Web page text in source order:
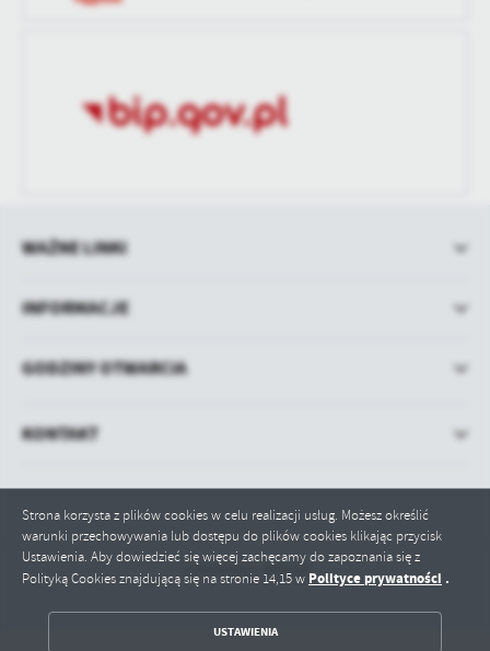
Strona korzysta z plików cookies w celu realizacji usług. Możesz określić
warunki przechowywania lub dostępu do plików cookies klikając przycisk
Ustawienia. Aby dowiedzieć się więcej zachęcamy do zapoznania się z
Polityką Cookies znajdującą się na stronie 14,15 w Polityce prywatności .
USTAWIENIA
WAŻNE LINKI
INFORMACJE
GODZINY OTWARCIA
KONTAKT
Odwiedzin: 580018